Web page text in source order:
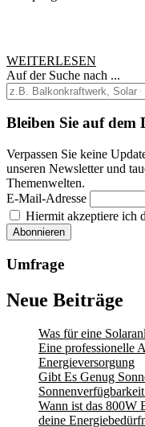
WEITERLESEN
Auf der Suche nach ...
Bleiben Sie auf dem
Verpassen Sie keine
unseren Newsletter und
Themenwelten.
E-Mail-Adresse
Hiermit akzeptiere ich
Umfrage
Neue Beiträge
Was für eine
Eine professionelle
Energieversorgung
Gibt Es Genug
Wann ist das 800W
deine